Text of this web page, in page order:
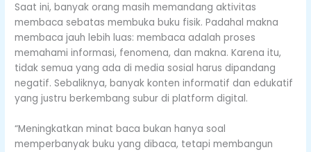
Saat ini, banyak orang masih memandang aktivitas
membaca sebatas membuka buku fisik. Padahal makna
membaca jauh lebih luas: membaca adalah proses
memahami informasi, fenomena, dan makna. Karena itu,
tidak semua yang ada di media sosial harus dipandang
negatif. Sebaliknya, banyak konten informatif dan edukatif
yang justru berkembang subur di platform digital.
“Meningkatkan minat baca bukan hanya soal
memperbanyak buku yang dibaca, tetapi membangun